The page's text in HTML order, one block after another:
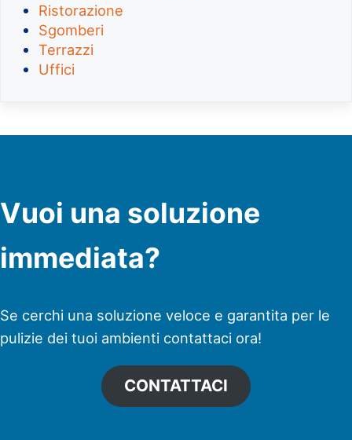
Ristorazione
Sgomberi
Terrazzi
Uffici
Vuoi una soluzione
immediata?
Se cerchi una soluzione veloce e garantita per le
pulizie dei tuoi ambienti contattaci ora!
CONTATTACI